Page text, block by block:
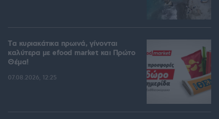
Tα κυριακάτικα πρωινά, γίνονται
καλύτερα με efood market και Πρώτο
Θέμα!
07.08.2026, 12:25